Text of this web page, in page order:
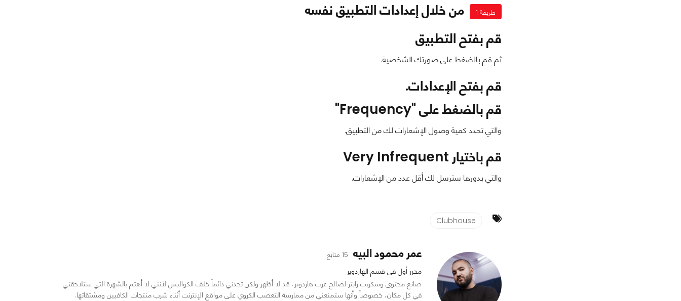
طريقة 1
من خلال إعدادات التطبيق نفسه
قم بفتح التطبيق
ثم قم بالضغط على صورتك الشخصية.
قم بفتح الإعدادات.
قم بالضغط على "Frequency"
والتي تحدد كمية وصول الإشعارات لك من التطبيق.
قم باختيار Very Infrequent
والتي بدورها سترسل لك أقل عدد من الإشعارات.
Clubhouse
عمر محمود البيه 15 متابع
محرر أول في قسم الهاردوير
صانع محتوى وسكربت رايتر لصالح عرب هاردوير، قد لا أظهر ولكن تجدني دائماً خلف الكواليس لأنني لا أهتم بالشهرة التي ستلاحقني
في كل مكان، خصوصاً وأنها ستمنعني من ممارسة التعصب الكروي على مواقع الإنترنت أثناء شرب منتجات الكافيين ومشتقاتها.